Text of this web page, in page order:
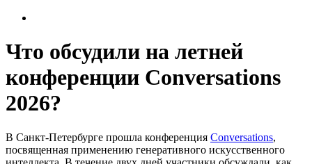
Что обсудили на летней
конференции Conversations
2026?
В Санкт-Петербурге прошла конференция Conversations,
посвященная применению генеративного искусственного